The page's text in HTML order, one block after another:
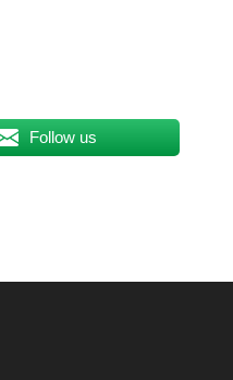
Follow us